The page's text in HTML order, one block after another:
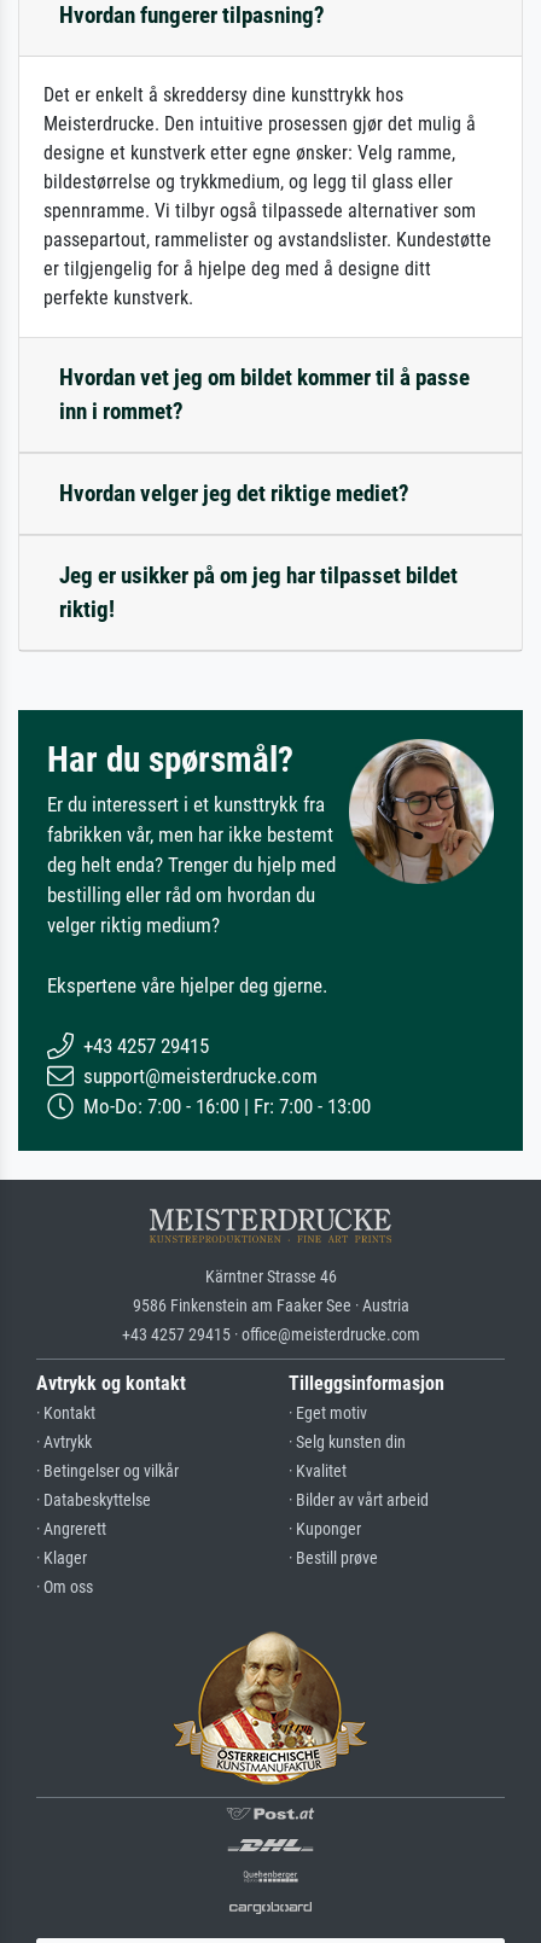
Hvordan fungerer tilpasning?
Det er enkelt å skreddersy dine kunsttrykk hos
Meisterdrucke. Den intuitive prosessen gjør det mulig å
designe et kunstverk etter egne ønsker: Velg ramme,
bildestørrelse og trykkmedium, og legg til glass eller
spennramme. Vi tilbyr også tilpassede alternativer som
passepartout, rammelister og avstandslister. Kundestøtte
er tilgjengelig for å hjelpe deg med å designe ditt
perfekte kunstverk.
Hvordan vet jeg om bildet kommer til å passe
inn i rommet?
Hvordan velger jeg det riktige mediet?
Jeg er usikker på om jeg har tilpasset bildet
riktig!
Har du spørsmål?
Er du interessert i et kunsttrykk fra
fabrikken vår, men har ikke bestemt
deg helt enda? Trenger du hjelp med
bestilling eller råd om hvordan du
velger riktig medium?
Ekspertene våre hjelper deg gjerne.
+43 4257 29415
support@meisterdrucke.com
Mo-Do: 7:00 - 16:00 | Fr: 7:00 - 13:00
Kärntner Strasse 46
9586 Finkenstein am Faaker See · Austria
+43 4257 29415 · office@meisterdrucke.com
Avtrykk og kontakt
· Kontakt
· Avtrykk
· Betingelser og vilkår
· Databeskyttelse
· Angrerett
· Klager
· Om oss
Tilleggsinformasjon
· Eget motiv
· Selg kunsten din
· Kvalitet
· Bilder av vårt arbeid
· Kuponger
· Bestill prøve